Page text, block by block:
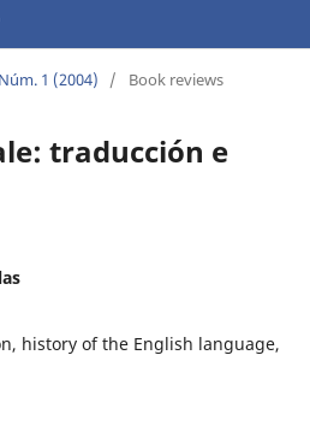
1 (2004) / Book reviews
traducción e
history of the English language,